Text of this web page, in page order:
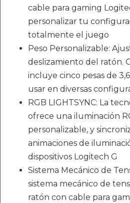
cable para gaming
personalizar tu
totalmente el juego
Peso Personalizable:
deslizamiento del ratón.
incluye cinco pesas de
usar en diversas
RGB LIGHTSYNC: La
ofrece una iluminación
personalizable, y
animaciones de
dispositivos Logitech G
Sistema Mecánico de
sistema mecánico de
ratón con cable para